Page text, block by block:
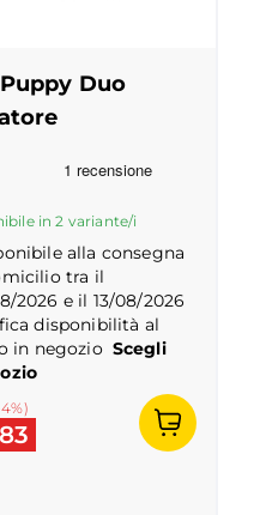
- center
Duo
Truspilot del
in 2 variante/i
alla consegna
tra il
2026 e il 13/08/2026
disponibilità al
in negozio Scegli
4%)